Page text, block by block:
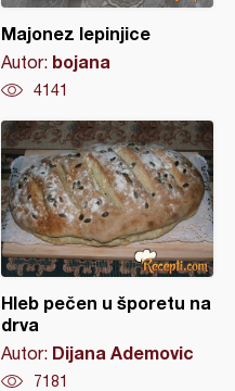
Majonez lepinjice
Autor: bojana
4141
Hleb pečen u šporetu na
drva
Autor: Dijana Ademovic
7181